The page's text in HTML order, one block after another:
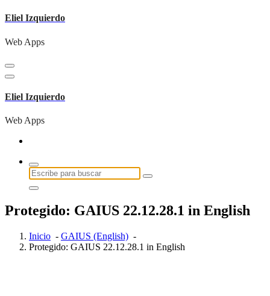
Saltar
contenido
Eliel Izquierdo
Web Apps
Eliel Izquierdo
Web Apps
Buscar:
Protegido: GAIUS 22.12.28.1 in English
Inicio - GAIUS (English) -
Protegido: GAIUS 22.12.28.1 in English